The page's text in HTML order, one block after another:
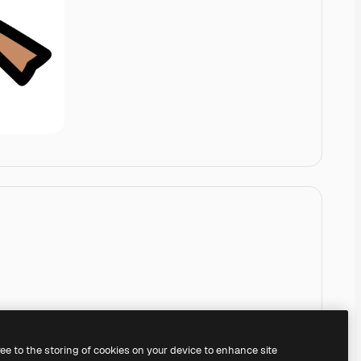
to the storing of cookies on your device to enhance site